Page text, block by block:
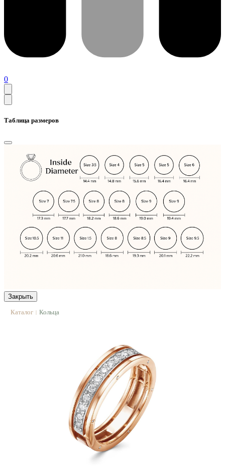
0
Таблица размеров
Закрыть
Каталог | Кольца